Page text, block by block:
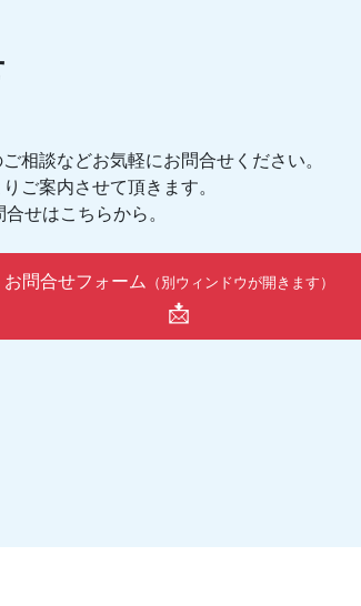
相談などお気軽にお問合せください。
ご案内させて頂きます。
せはこちらから。
お問合せフォーム （別ウィンドウが開きます）
📩